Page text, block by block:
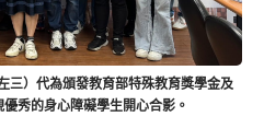
三）代為頒發教育部特殊教育獎學金及
秀的身心障礙學生開心合影。